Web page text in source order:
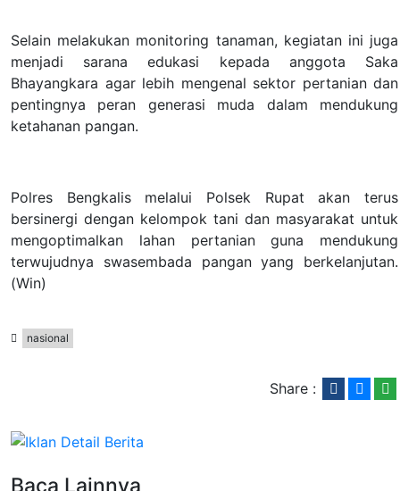
Selain melakukan monitoring tanaman, kegiatan ini juga
menjadi sarana edukasi kepada anggota Saka
Bhayangkara agar lebih mengenal sektor pertanian dan
pentingnya peran generasi muda dalam mendukung
ketahanan pangan.
Polres Bengkalis melalui Polsek Rupat akan terus
bersinergi dengan kelompok tani dan masyarakat untuk
mengoptimalkan lahan pertanian guna mendukung
terwujudnya swasembada pangan yang berkelanjutan.
(Win)
nasional
Share :
Baca Lainnya